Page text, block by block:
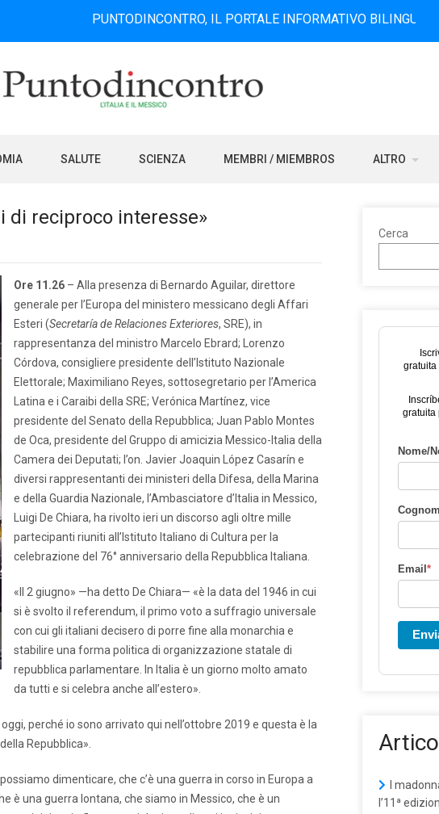
PUNTODINCONTRO, IL PORTALE INFORMATIVO BILINGUE CHE
SALUTE SCIENZA MEMBRI / MIEMBROS ALTRO
di reciproco interesse»
Ore 11.26 – Alla presenza di Bernardo Aguilar, direttore
generale per l’Europa del ministero messicano degli Affari
Esteri (Secretaría de Relaciones Exteriores, SRE), in
rappresentanza del ministro Marcelo Ebrard; Lorenzo
Córdova, consigliere presidente dell’Istituto Nazionale
Elettorale; Maximiliano Reyes, sottosegretario per l’America
Latina e i Caraibi della SRE; Verónica Martínez, vice
presidente del Senato della Repubblica; Juan Pablo Montes
de Oca, presidente del Gruppo di amicizia Messico-Italia della
Camera dei Deputati; l’on. Javier Joaquin López Casarín e
diversi rappresentanti dei ministeri della Difesa, della Marina
e della Guardia Nazionale, l’Ambasciatore d’Italia in Messico,
Luigi De Chiara, ha rivolto ieri un discorso agli oltre mille
partecipanti riuniti all’Istituto Italiano di Cultura per la
celebrazione del 76° anniversario della Repubblica Italiana.
«Il 2 giugno» —ha detto De Chiara— «è la data del 1946 in cui
si è svolto il referendum, il primo voto a suffragio universale
con cui gli italiani decisero di porre fine alla monarchia e
stabilire una forma politica di organizzazione statale di
repubblica parlamentare. In Italia è un giorno molto amato
da tutti e si celebra anche all’estero».
perché io sono arrivato qui nell’ottobre 2019 e questa è la
Repubblica».
dimenticare, che c’è una guerra in corso in Europa a
è una guerra lontana, che siamo in Messico, che è un
Cerca
gratuita
gratuita
Nome/
Email *
I
l’11ª